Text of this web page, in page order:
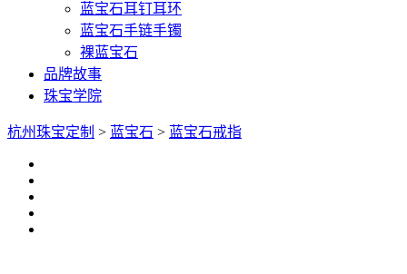
蓝宝石耳钉耳环
蓝宝石手链手镯
裸蓝宝石
品牌故事
珠宝学院
杭州珠宝定制 > 蓝宝石 > 蓝宝石戒指